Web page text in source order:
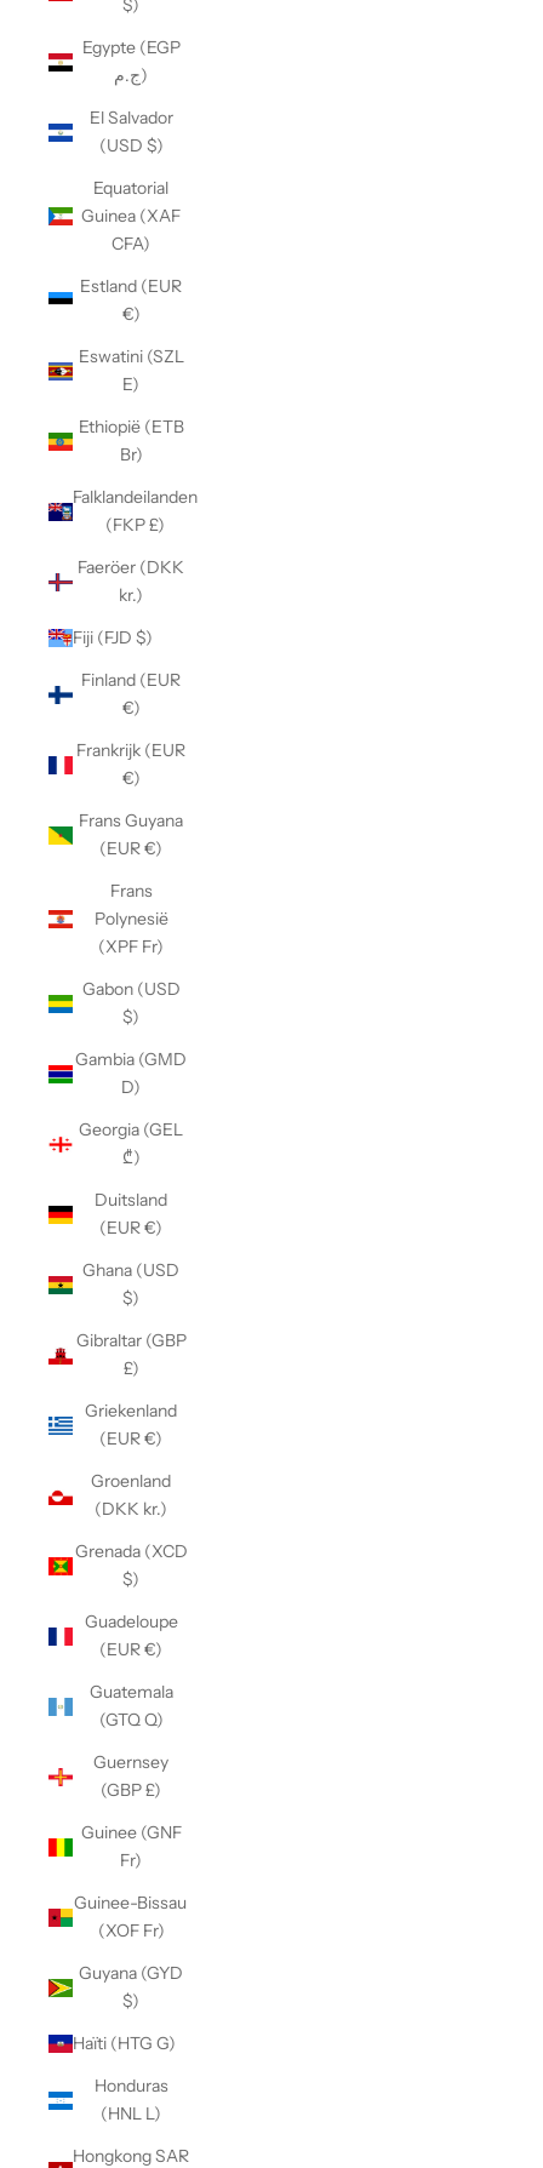
$)
Egypte (EGP
ج.م)
El Salvador
(USD $)
Equatorial
Guinea (XAF
CFA)
Estland (EUR
€)
Eswatini (SZL
E)
Ethiopië (ETB
Br)
Falklandeilanden
(FKP £)
Faeröer (DKK
kr.)
Fiji (FJD $)
Finland (EUR
€)
Frankrijk (EUR
€)
Frans Guyana
(EUR €)
Frans
Polynesië
(XPF Fr)
Gabon (USD
$)
Gambia (GMD
D)
Georgia (GEL
₾)
Duitsland
(EUR €)
Ghana (USD
$)
Gibraltar (GBP
£)
Griekenland
(EUR €)
Groenland
(DKK kr.)
Grenada (XCD
$)
Guadeloupe
(EUR €)
Guatemala
(GTQ Q)
Guernsey
(GBP £)
Guinee (GNF
Fr)
Guinee-Bissau
(XOF Fr)
Guyana (GYD
$)
Haïti (HTG G)
Honduras
(HNL L)
Hongkong SAR